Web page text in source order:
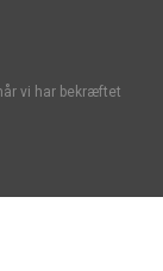
vi har bekræftet